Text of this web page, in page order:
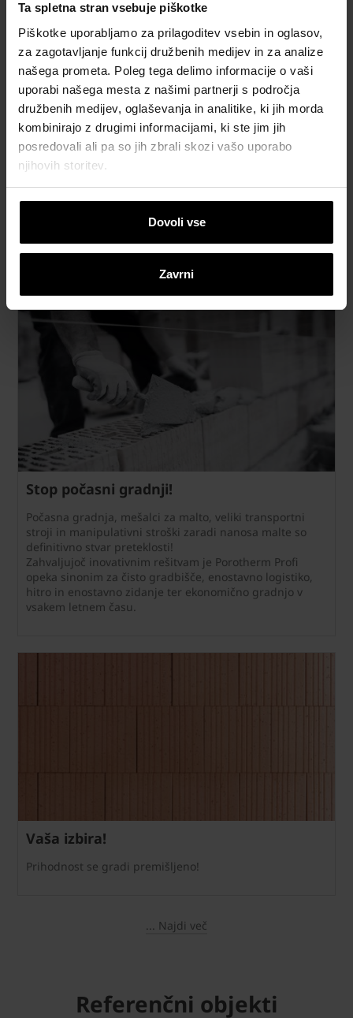
Ta spletna stran vsebuje piškotke
Piškotke uporabljamo za prilagoditev vsebin in oglasov,
za zagotavljanje funkcij družbenih medijev in za analize
našega prometa. Poleg tega delimo informacije o vaši
uporabi našega mesta z našimi partnerji s področja
družbenih medijev, oglaševanja in analitike, ki jih morda
kombinirajo z drugimi informacijami, ki ste jim jih
posredovali ali pa so jih zbrali skozi vašo uporabo
njihovih storitev.
Dovoli vse
Zavrni
Povezane vsebine
WLTR Robot za zidanje
Stop počasni gradnji!
Počasna gradnja, mešalci za malto, veliki transportni
stroji in manipulativni stroški zaradi nanosa malte so
definitivno stvar preteklosti!
Zahvaljujoč inovativnim rešitvam je Porotherm Profi
opeka sinonim za čisto gradbišče, enostavno logistiko,
hitro in enostavno zidanje ter ekonomično gradnjo v
vsakem letnem času.
Vaša izbira!
Prihodnost se gradi premišljeno!
... Najdi več
Referenčni objekti